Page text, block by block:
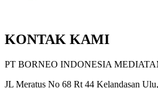
KONTAK KAMI
PT BORNEO INDONESIA
JL Meratus No 68 Rt 44 Kelandasan